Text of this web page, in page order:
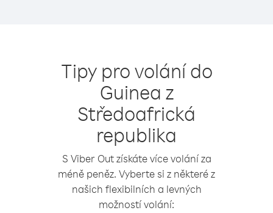
Tipy pro volání do
Guinea z
Středoafrická
republika
S Viber Out získáte více volání za
méně peněz. Vyberte si z některé z
našich flexibilních a levných
možností volání: